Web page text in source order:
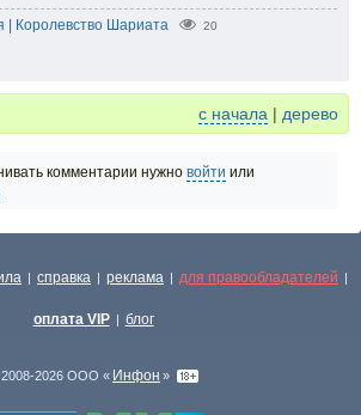
| Королевство Шариата 20
с начала | дерево
комментарии нужно войти или
| справка | реклама | для правообладателей |
оплата VIP | блог
2026 ООО « Инфон »